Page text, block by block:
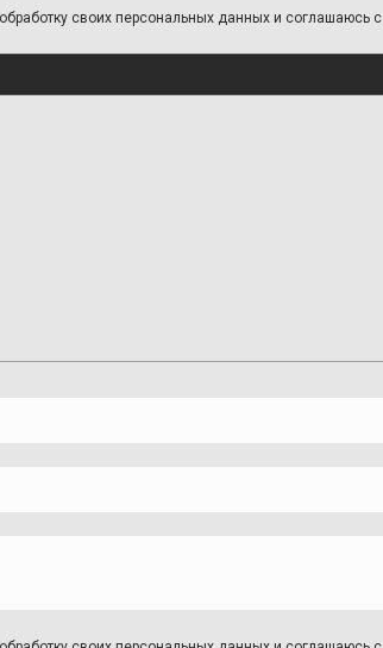
своих персональных данных и соглашаюсь с